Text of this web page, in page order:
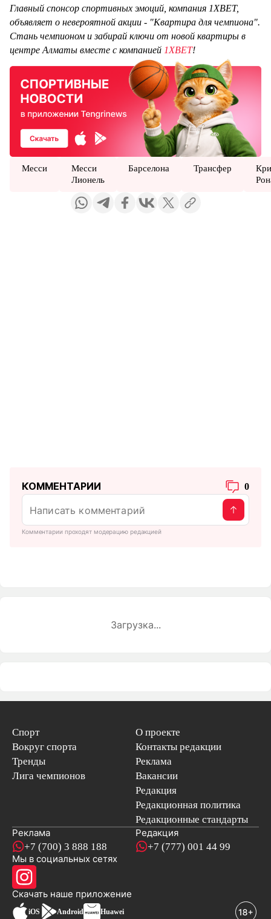
Главный спонсор спортивных эмоций, компания 1XBET,
объявляет о невероятной акции - "Квартира для чемпиона".
Стань чемпионом и забирай ключи от новой квартиры в
центре Алматы вместе с компанией 1XBET!
Месси
Месси
Лионель
Барселона Трансфер
КОММЕНТАРИИ 0
Комментарии проходят модерацию редакцией
Загрузка...
Спорт
Вокруг спорта
Тренды
Лига чемпионов
О проекте
Контакты редакции
Реклама
Вакансии
Редакция
Редакционная политика
Редакционные стандарты
Реклама
+7 (700) 3 888 188
Редакция
+7 (777) 001 44 99
Мы в социальных сетях
Скачать наше приложениеновостей
iOS Android Huawei